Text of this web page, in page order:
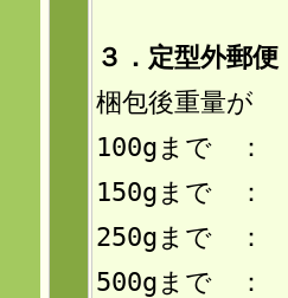
３．定型外郵
梱包後重量が
100gまで ：
150g まで ：
250gまで ：
500gまで ：